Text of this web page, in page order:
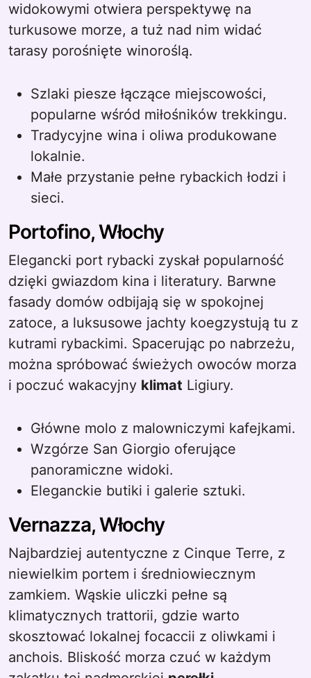
widokowymi otwiera perspektywę na
turkusowe morze, a tuż nad nim widać
tarasy porośnięte winoroślą.
Szlaki piesze łączące miejscowości,
popularne wśród miłośników trekkingu.
Tradycyjne wina i oliwa produkowane
lokalnie.
Małe przystanie pełne rybackich łodzi i
sieci.
Portofino, Włochy
Elegancki port rybacki zyskał popularność
dzięki gwiazdom kina i literatury. Barwne
fasady domów odbijają się w spokojnej
zatoce, a luksusowe jachty koegzystują tu z
kutrami rybackimi. Spacerując po nabrzeżu,
można spróbować świeżych owoców morza
i poczuć wakacyjny klimat Ligiury.
Główne molo z malowniczymi kafejkami.
Wzgórze San Giorgio oferujące
panoramiczne widoki.
Eleganckie butiki i galerie sztuki.
Vernazza, Włochy
Najbardziej autentyczne z Cinque Terre, z
niewielkim portem i średniowiecznym
zamkiem. Wąskie uliczki pełne są
klimatycznych trattorii, gdzie warto
skosztować lokalnej focaccii z oliwkami i
anchois. Bliskość morza czuć w każdym